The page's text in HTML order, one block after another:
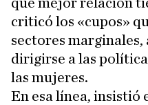
criticó los «cupos»
sectores marginales,
dirigirse a las
las mujeres.
En esa línea, insistió